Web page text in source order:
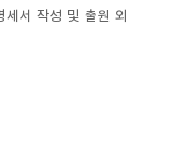
서 작성 및 출원 외